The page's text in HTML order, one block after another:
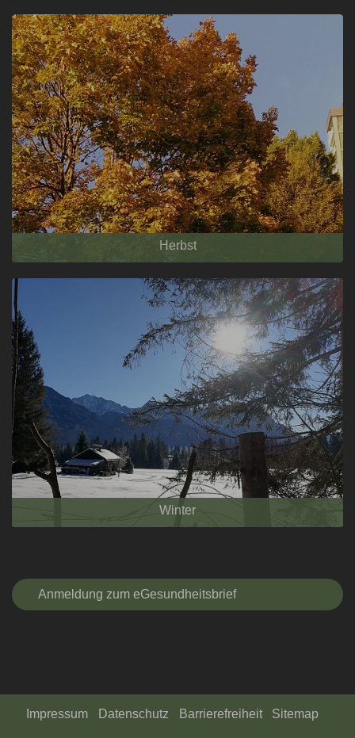
Herbst
Winter
Anmeldung zum eGesundheitsbrief
Impressum Datenschutz Barrierefreiheit Sitemap